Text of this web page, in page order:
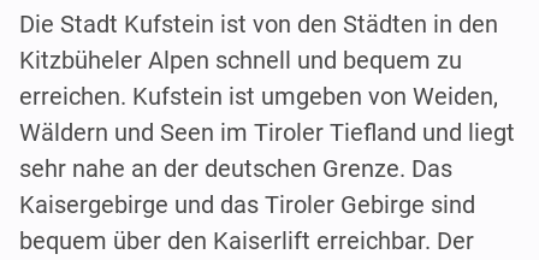
Die Stadt Kufstein ist von den Städten in den
Kitzbüheler Alpen schnell und bequem zu
erreichen. Kufstein ist umgeben von Weiden,
Wäldern und Seen im Tiroler Tiefland und liegt
sehr nahe an der deutschen Grenze. Das
Kaisergebirge und das Tiroler Gebirge sind
bequem über den Kaiserlift erreichbar. Der